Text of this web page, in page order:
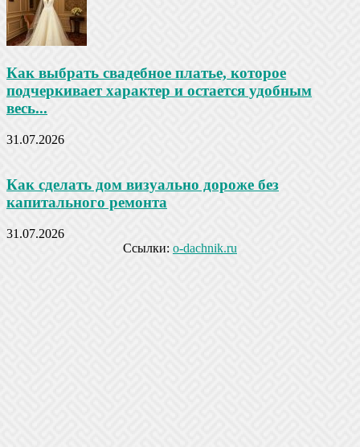
Как выбрать свадебное платье, которое
подчеркивает характер и остается удобным
весь...
31.07.2026
Как сделать дом визуально дороже без
капитального ремонта
31.07.2026
Ссылки: o-dachnik.ru